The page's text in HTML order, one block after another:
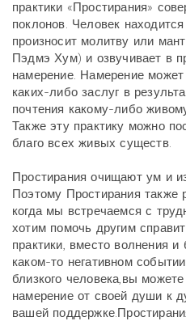
практики «Простирания»
поклонов. Человек
произносит молитву или
Пэдмэ Хум) и озвучивает в
намерение. Намерение может
каких-либо заслуг в
почтения какому-либо
Также эту практику можно
благо всех живых существ.
Простирания очищают ум и
Поэтому Простирания также
когда мы встречаемся с
хотим помочь другим
практики, вместо волнения
каком-то негативном
близкого человека,вы
намерение от своей души к
вашей поддержке.